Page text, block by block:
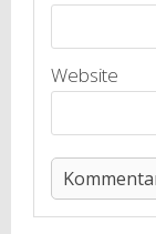
Website